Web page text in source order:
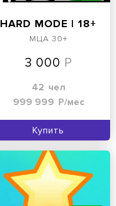
HARD MODE | 18+
МЦА 30+
3 000
42 чел
999 999 Р/мес
Купить